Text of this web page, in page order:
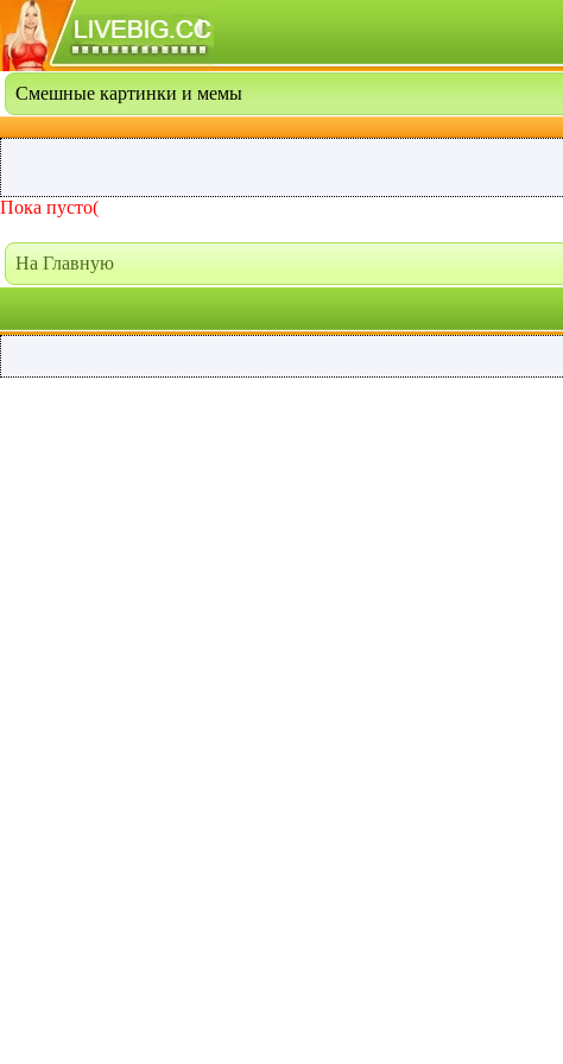
Смешные картинки и мемы
Пока пусто(
На Главную